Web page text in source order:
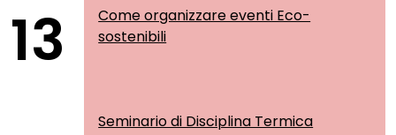
13
Come organizzare eventi Eco-
sostenibili
Seminario di Disciplina Termica